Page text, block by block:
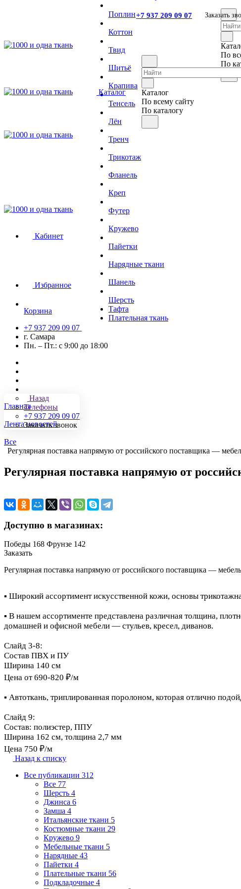
+7 937 209 09 07 Заказать
Поплин
Коттон
Твид
Шитьё
Крапива
Тенсель
Лён
Тренч
Трикотаж
Фланель
Креп
Футер
Кружево
Пайетки
Нарядные ткани
Шанель
Шерсть
Тафта
Плательная ткань
По
По
Каталог
Каталог
По всему сайту
По каталогу
Кабинет
Избранное
Корзина
+7 937 209 09 07
Назад
Телефоны
+7 937 209 09 07
Заказать звонок
г. Самара
Пн. – Пт.: с 9:00 до 18:00
Главная
Лента новостей
Все
Регулярная поставка напрямую от российского поставщика —
Регулярная поставка напрямую от
Доступно в магазинах:
Победы 168 Фрунзе 142
Заказать
Регулярная поставка напрямую от российского поставщика —
▪️ Широкий ассортимент искусственной кожи, основы
▪️ В нашем ассортименте представлена различная толщина,
домашней и офисной мебели — стульев, кресел, диванов.
Слайд 3-8:
Состав ПВХ и ПУ
Ширина 140 см
Цена от 690-820 ₽/м
▪️ Автоткань, триплированная поролоном, которая отлично
Слайд 9:
Состав: полиэстер, ППУ
Ширина 162 см, толщина 2,7 мм
Цена 750 ₽/м
Назад к списку
Все публикации 312
Все 77
Шерсть 4
Джинса 6
Замша 4
Итальянские ткани 5
Костюмные ткани 29
Кружево 9
Мебельные ткани 5
Нарядные 43
Пайетки 4
Плательные ткани 56
Подкладочные 4